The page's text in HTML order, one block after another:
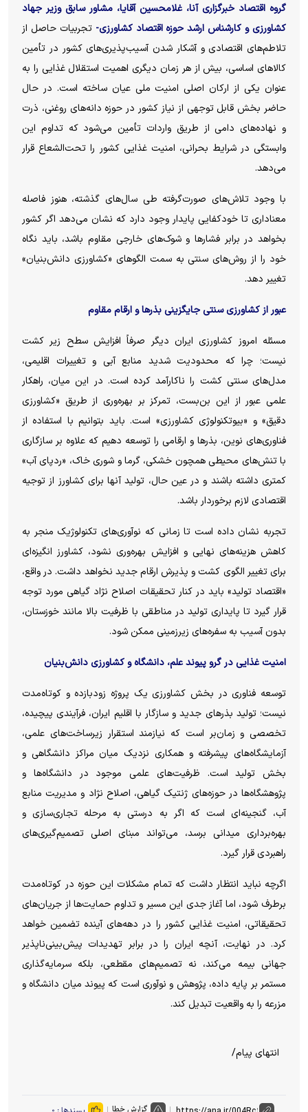
گروه اقتصاد خبرگزاری آنا، غلامحسین آقایا، مشاور سابق وزیر جهاد
کشاورزی و کارشناس ارشد حوزه اقتصاد کشاورزی- تجربیات حاصل از
تلاطم‌های اقتصادی و آشکار شدن آسیب‌پذیری‌های کشور در تأمین
کالا‌های اساسی، بیش از هر زمان دیگری اهمیت استقلال غذایی را به
عنوان یکی از ارکان اصلی امنیت ملی عیان ساخته است. در حال
حاضر بخش قابل توجهی از نیاز کشور در حوزه دانه‌های روغنی، ذرت
و نهاده‌های دامی از طریق واردات تأمین می‌شود که تداوم این
وابستگی در شرایط بحرانی، امنیت غذایی کشور را تحت‌الشعاع قرار
می‌دهد.
با وجود تلاش‌های صورت‌گرفته طی سال‌های گذشته، هنوز فاصله
معناداری تا خودکفایی پایدار وجود دارد که نشان می‌دهد اگر کشور
بخواهد در برابر فشار‌ها و شوک‌های خارجی مقاوم باشد، باید نگاه
خود را از روش‌های سنتی به سمت الگو‌های «کشاورزی دانش‌بنیان»
تغییر دهد.
عبور از کشاورزی سنتی جایگزینی بذر‌ها و ارقام مقاوم
مسئله امروز کشاورزی ایران دیگر صرفاً افزایش سطح زیر کشت
نیست؛ چرا که محدودیت شدید منابع آبی و تغییرات اقلیمی،
مدل‌های سنتی کشت را ناکارآمد کرده است. در این میان، راهکار
علمی عبور از این بن‌بست، تمرکز بر بهره‌وری از طریق «کشاورزی
دقیق» و «بیوتکنولوژی کشاورزی» است. باید بتوانیم با استفاده از
فناوری‌های نوین، بذر‌ها و ارقامی را توسعه دهیم که علاوه بر سازگاری
با تنش‌های محیطی همچون خشکی، گرما و شوری خاک، «ردپای آب»
کمتری داشته باشند و در عین حال، تولید آنها برای کشاورز از توجیه
اقتصادی لازم برخوردار باشد.
تجربه نشان داده است تا زمانی که نوآوری‌های تکنولوژیک منجر به
کاهش هزینه‌های نهایی و افزایش بهره‌وری نشود، کشاورز انگیزه‌ای
برای تغییر الگوی کشت و پذیرش ارقام جدید نخواهد داشت. در واقع،
«اقتصاد تولید» باید در کنار تحقیقات اصلاح نژاد گیاهی مورد توجه
قرار گیرد تا پایداری تولید در مناطقی با ظرفیت بالا مانند خوزستان،
بدون آسیب به سفره‌های زیرزمینی ممکن شود.
امنیت غذایی در گرو پیوند علم، دانشگاه و کشاورزی دانش‌بنیان
توسعه فناوری در بخش کشاورزی یک پروژه زودبازده و کوتاه‌مدت
نیست؛ تولید بذر‌های جدید و سازگار با اقلیم ایران، فرآیندی پیچیده،
تخصصی و زمان‌بر است که نیازمند استقرار زیرساخت‌های علمی،
آزمایشگاه‌های پیشرفته و همکاری نزدیک میان مراکز دانشگاهی و
بخش تولید است. ظرفیت‌های علمی موجود در دانشگاه‌ها و
پژوهشگاه‌ها در حوزه‌های ژنتیک گیاهی، اصلاح نژاد و مدیریت منابع
آب، گنجینه‌ای است که اگر به درستی به مرحله تجاری‌سازی و
بهره‌برداری میدانی برسد، می‌تواند مبنای اصلی تصمیم‌گیری‌های
راهبردی قرار گیرد.
اگرچه نباید انتظار داشت که تمام مشکلات این حوزه در کوتاه‌مدت
برطرف شود، اما آغاز جدی این مسیر و تداوم حمایت‌ها از جریان‌های
تحقیقاتی، امنیت غذایی کشور را در دهه‌های آینده تضمین خواهد
کرد. در نهایت، آنچه ایران را در برابر تهدیدات پیش‌بینی‌ناپذیر
جهانی بیمه می‌کند، نه تصمیم‌های مقطعی، بلکه سرمایه‌گذاری
مستمر بر پایه داده، پژوهش و نوآوری است که پیوند میان دانشگاه و
مزرعه را به واقعیت تبدیل کند.
انتهای پیام/
گزارش خطا